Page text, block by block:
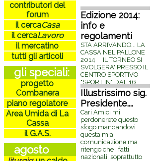
contributori del
forum
il cercaCasa
il cercaLavoro
il mercatino
tutti gli articoli
gli speciali:
progetto
Combanera
piano regolatore
Area Umida di La
Cassa
il G.A.S.
agosto
Edizione 2014:
info e
regolamenti
STA ARRIVANDO... LA
CASSA NEL PALLONE
2014 IL TORNEO SI
SVOLGERA' PRESSO IL
CENTRO SPORTIVO
"SPORT IN" DAL 16
GIUGNO AL 28 GIUGNO
BEACH VOLLEY
APERTO A TUTTE/I 4
PARTITE GARANTITE
COSTO € 10 DAL 30
GIUGNO[...]6 giugno
2014, 13:54
Illustrissimo sig.
Presidente....
Cari Amici mi
perdonerete questo
sfogo mandandovi
questa mia
comunicazione ma
ritengo che i fatti
nazionali, soprattutto